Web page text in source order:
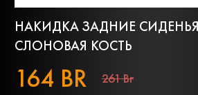
НАКИДКА ЗАДНИЕ СИДЕНЬЯ
СЛОНОВАЯ КОСТЬ
164 BR 261 Br